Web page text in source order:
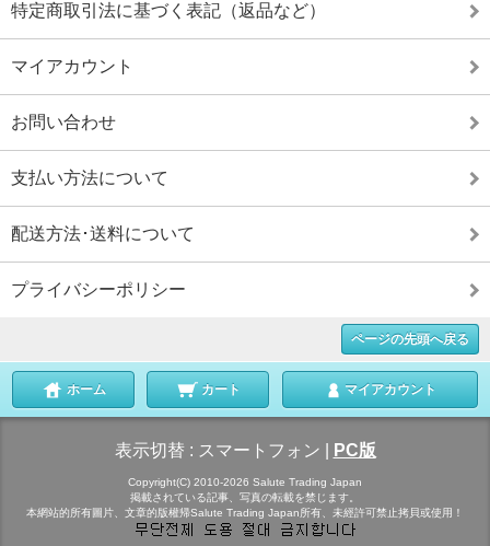
特定商取引法に基づく表記（返品など）
マイアカウント
お問い合わせ
支払い方法について
配送方法･送料について
プライバシーポリシー
ページの先頭へ戻る
ホーム カート マイアカウント
表示切替 : スマートフォン PC版
Copyright(C) 2010-2026 Salute Trading Japan
掲載されている記事、写真の転載を禁じます。
本網站的所有圖片、文章的版權帰Salute Trading Japan所有、未經許可禁止拷貝或使用！